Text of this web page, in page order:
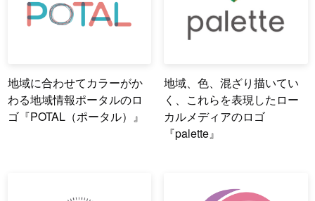
地域に合わせてカラーがか
わる地域情報ポータルのロ
ゴ『POTAL（ポータル）』
地域、色、混ざり描いてい
く、これらを表現したロー
カルメディアのロゴ
『palette』